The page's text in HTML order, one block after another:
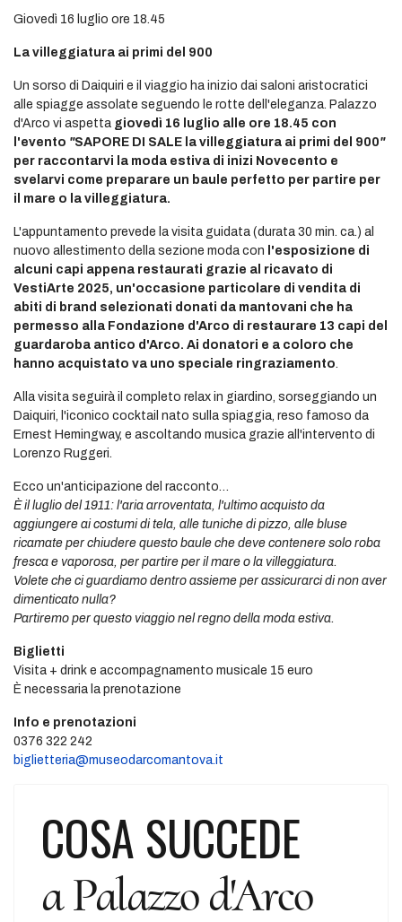
Giovedì 16 luglio ore 18.45
La villeggiatura ai primi del 900
Un sorso di Daiquiri e il viaggio ha inizio dai saloni aristocratici
alle spiagge assolate seguendo le rotte dell'eleganza. Palazzo
d'Arco vi aspetta giovedì 16 luglio alle ore 18.45 con
l'evento "SAPORE DI SALE la villeggiatura ai primi del 900"
per raccontarvi la moda estiva di inizi Novecento e
svelarvi come preparare un baule perfetto per partire per
il mare o la villeggiatura.
L'appuntamento prevede la visita guidata (durata 30 min. ca.) al
nuovo allestimento della sezione moda con l'esposizione di
alcuni capi appena restaurati grazie al ricavato di
VestiArte 2025, un'occasione particolare di vendita di
abiti di brand selezionati donati da mantovani che ha
permesso alla Fondazione d'Arco di restaurare 13 capi del
guardaroba antico d'Arco. Ai donatori e a coloro che
hanno acquistato va uno speciale ringraziamento.
Alla visita seguirà il completo relax in giardino, sorseggiando un
Daiquiri, l'iconico cocktail nato sulla spiaggia, reso famoso da
Ernest Hemingway, e ascoltando musica grazie all'intervento di
Lorenzo Ruggeri.
Ecco un'anticipazione del racconto…
È il luglio del 1911: l'aria arroventata, l'ultimo acquisto da
aggiungere ai costumi di tela, alle tuniche di pizzo, alle bluse
ricamate per chiudere questo baule che deve contenere solo roba
fresca e vaporosa, per partire per il mare o la villeggiatura.
Volete che ci guardiamo dentro assieme per assicurarci di non aver
dimenticato nulla?
Partiremo per questo viaggio nel regno della moda estiva.
Biglietti
Visita + drink e accompagnamento musicale 15 euro
È necessaria la prenotazione
Info e prenotazioni
0376 322 242
biglietteria@museodarcomantova.it
COSA SUCCEDE
a Palazzo d'Arco